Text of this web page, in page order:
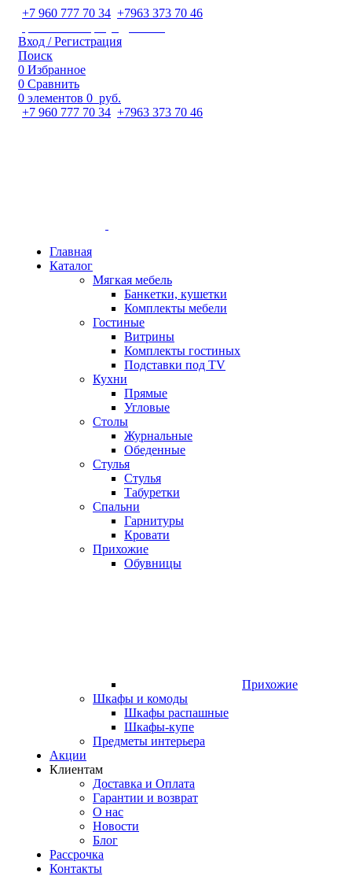
+7 960 777 70 34 +7963 373 70 46
Вход / Регистрация
Поиск
0 Избранное
0 Сравнить
0 элементов 0 руб.
+7 960 777 70 34 +7963 373 70 46
Главная
Каталог
Мягкая мебель
Банкетки, кушетки
Комплекты мебели
Гостиные
Витрины
Комплекты гостиных
Подставки под TV
Кухни
Прямые
Угловые
Столы
Журнальные
Обеденные
Стулья
Стулья
Табуретки
Спальни
Гарнитуры
Кровати
Прихожие
Обувницы
Прихожие
Шкафы и комоды
Шкафы распашные
Шкафы-купе
Предметы интерьера
Акции
Клиентам
Доставка и Оплата
Гарантии и возврат
О нас
Новости
Блог
Рассрочка
Контакты